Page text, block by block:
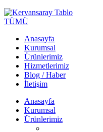
TÜMÜ
Anasayfa
Kurumsal
Ürünlerimiz
Hizmetlerimiz
Blog / Haber
İletişim
Anasayfa
Kurumsal
Ürünlerimiz